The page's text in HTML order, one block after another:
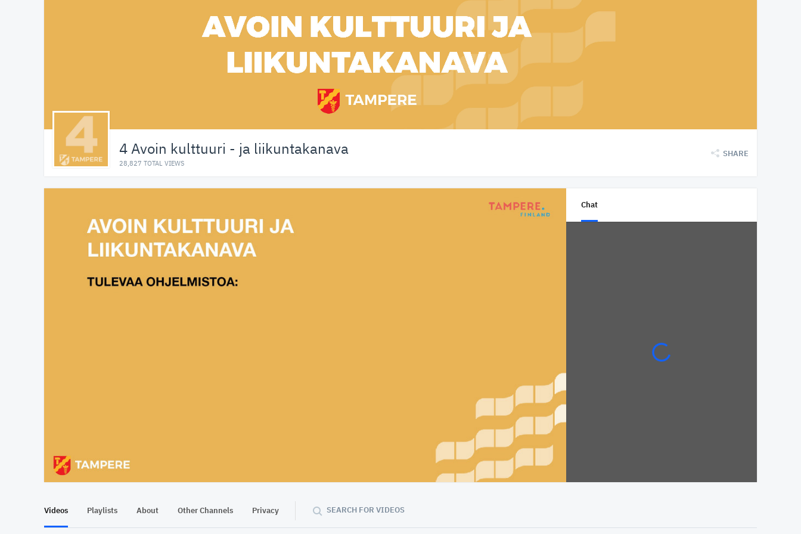
4 Avoin kulttuuri - ja liikuntakanava
28,827 TOTAL VIEWS
SHARE
Chat
Videos Playlists About Other Channels Privacy SEARCH FOR VIDEOS